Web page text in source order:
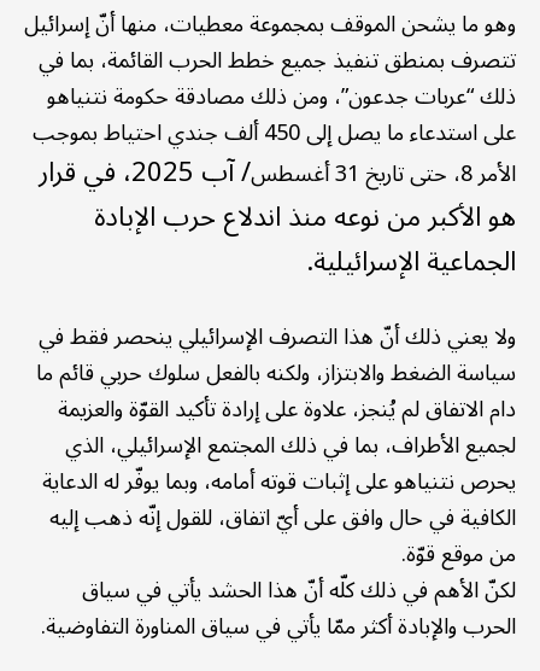
وهو ما يشحن الموقف بمجموعة معطيات، منها أنّ إسرائيل
تتصرف بمنطق تنفيذ جميع خطط الحرب القائمة، بما في
ذلك “عربات جدعون”، ومن ذلك مصادقة حكومة نتنياهو
على استدعاء ما يصل إلى 450 ألف جندي احتياط بموجب
الأمر 8، حتى تاريخ 31 أغسطس
/آب
2025، في قرار
هو الأكبر من نوعه منذ اندلاع حرب الإبادة
الجماعية الإسرائيلية.
ولا يعني ذلك أنّ هذا التصرف الإسرائيلي ينحصر فقط في
سياسة الضغط والابتزاز، ولكنه بالفعل سلوك حربي قائم ما
دام الاتفاق لم يُنجز، علاوة على إرادة تأكيد القوّة والعزيمة
لجميع الأطراف، بما في ذلك المجتمع الإسرائيلي، الذي
يحرص نتنياهو على إثبات قوته أمامه، وبما يوفّر له الدعاية
الكافية في حال وافق على أيّ اتفاق، للقول إنّه ذهب إليه
من موقع قوّة.
لكنّ الأهم في ذلك كلّه أنّ هذا الحشد يأتي في سياق
الحرب والإبادة أكثر ممّا يأتي في سياق المناورة التفاوضية.